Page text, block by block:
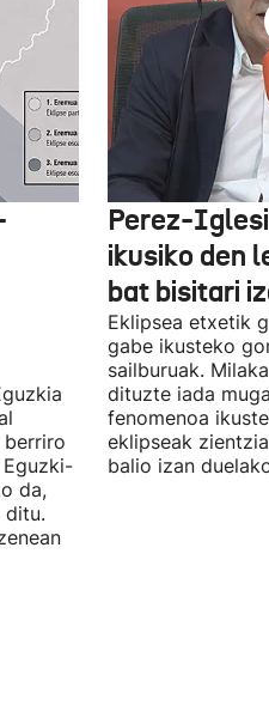
berriro
da,
ditu.
Perez-
ikusiko den
bat bisitari
Eklipsea etxetik
gabe ikusteko
sailburuak.
dituzte iada
fenomenoa
eklipseak
balio izan